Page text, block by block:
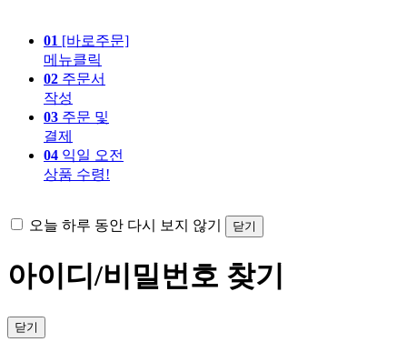
01 [바로주문]
메뉴클릭
02 주문서
작성
03 주문 및
결제
04 익일 오전
상품 수령!
오늘 하루 동안 다시 보지 않기 닫기
아이디/비밀번호 찾기
닫기